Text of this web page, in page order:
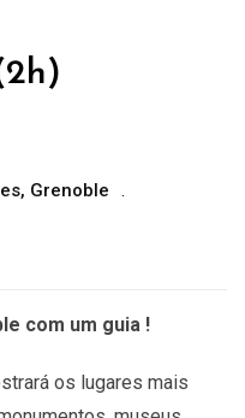
, Grenoble
com um guia !
os lugares mais